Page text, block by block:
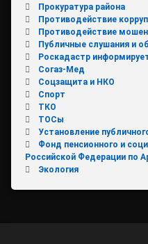
Прокуратура района
Противодействие
Противодействие
Публичные слушания и
Роскадастр
Согаз-Мед
Соцзащита и НКО
Спорт
ТКО
ТОСы
Установление
Фонд пенсионного и
Российской Федерации по
Экология